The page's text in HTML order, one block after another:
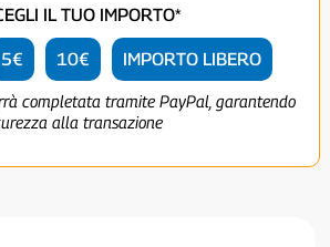
IL TUO IMPORTO*
5€ 10€ IMPORTO LIBERO
completata tramite PayPal, garantendo
alla transazione